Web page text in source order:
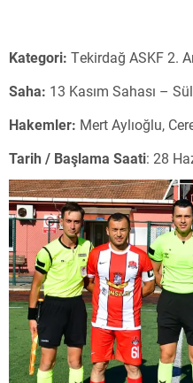
Kategori: Tekirdağ ASKF 2.
Saha: 13 Kasım Sahası –
Hakemler: Mert Aylıoğlu,
Tarih / Başlama Saati: 28